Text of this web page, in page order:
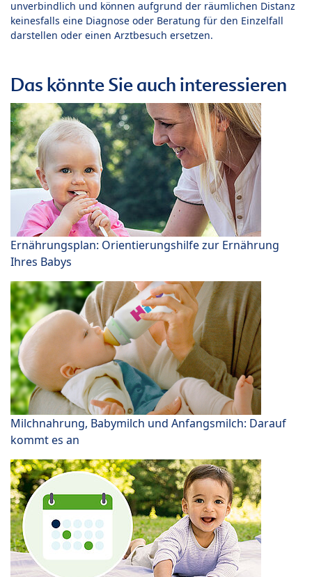
unverbindlich und können aufgrund der räumlichen Distanz
keinesfalls eine Diagnose oder Beratung für den Einzelfall
darstellen oder einen Arztbesuch ersetzen.
Das könnte Sie auch interessieren
Ernährungsplan: Orientierungshilfe zur Ernährung
Ihres Babys
Milchnahrung, Babymilch und Anfangsmilch: Darauf
kommt es an